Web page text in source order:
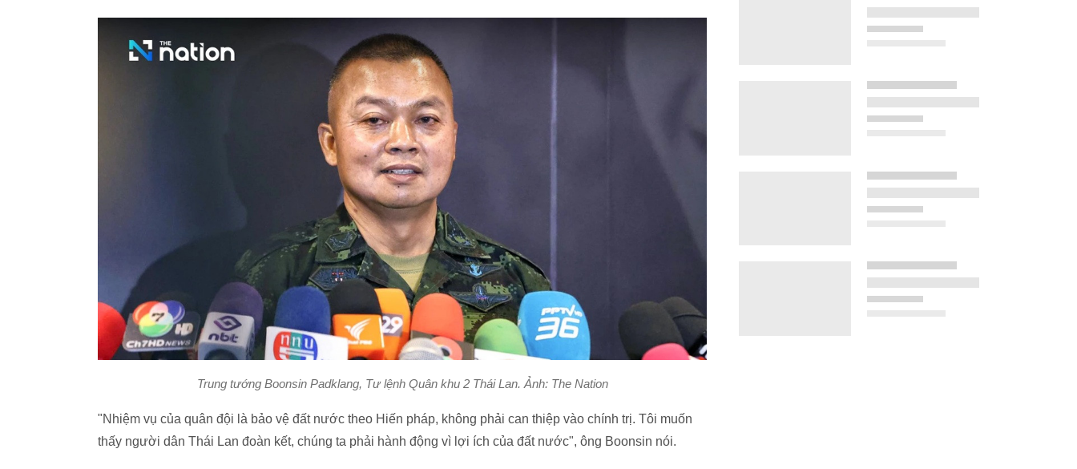
Trung tướng Boonsin Padklang, Tư lệnh Quân khu 2 Thái Lan. Ảnh: The Nation
"Nhiệm vụ của quân đội là bảo vệ đất nước theo Hiến pháp, không phải can thiệp vào chính trị. Tôi muốn
thấy người dân Thái Lan đoàn kết, chúng ta phải hành động vì lợi ích của đất nước", ông Boonsin nói.